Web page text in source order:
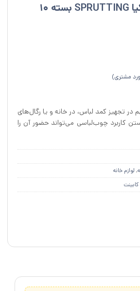
چوب لباسی ایکیا SPRUTTING بسته 10
مشتری)
در تجهیز کمد لباس، در خانه و یا رگال‌های
کاربرد چوب‌لباسی می‌تواند حضور آن را
, لوازم خانه